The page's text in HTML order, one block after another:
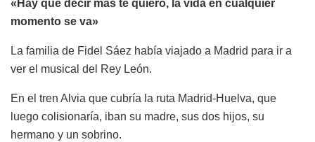
«Hay que decir más te quiero, la vida en cualquier
momento se va»
La familia de Fidel Sáez había viajado a Madrid para ir a
ver el musical del Rey León.
En el tren Alvia que cubría la ruta Madrid-Huelva, que
luego colisionaría, iban su madre, sus dos hijos, su
hermano y un sobrino.